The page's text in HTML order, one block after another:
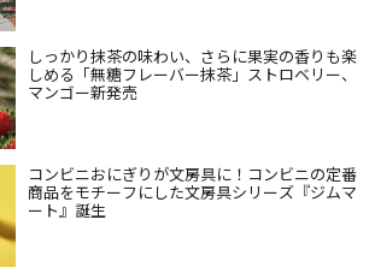
しっかり抹茶の味わい、さらに果実の香りも楽
しめる「無糖フレーバー抹茶」ストロベリー、
マンゴー新発売
コンビニおにぎりが文房具に！コンビニの定番
商品をモチーフにした文房具シリーズ『ジムマ
ート』誕生